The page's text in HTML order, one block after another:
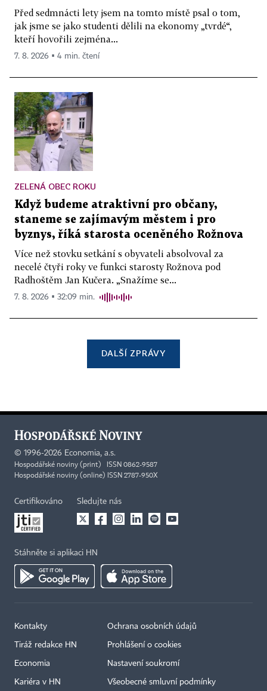
Před sedmnácti lety jsem na tomto místě psal o tom,
jak jsme se jako studenti dělili na ekonomy „tvrdé“,
kteří hovořili zejména...
7. 8. 2026 ▪ 4 min. čtení
ZELENÁ OBEC ROKU
Když budeme atraktivní pro občany,
staneme se zajímavým městem i pro
byznys, říká starosta oceněného Rožnova
Více než stovku setkání s obyvateli absolvoval za
necelé čtyři roky ve funkci starosty Rožnova pod
Radhoštěm Jan Kučera. „Snažíme se...
7. 8. 2026 ▪ 32:09 min.
DALŠÍ ZPRÁVY
© 1996-2026 Economia, a.s.
Hospodářské noviny (print) ISSN 0862-9587
Hospodářské noviny (online) ISSN 2787-950X
Certifikováno Sledujte nás
Stáhněte si aplikaci HN
Kontakty
Tiráž redakce HN
Economia
Kariéra v HN
Ochrana osobních údajů
Prohlášení o cookies
Nastavení soukromí
Všeobecné smluvní podmínky